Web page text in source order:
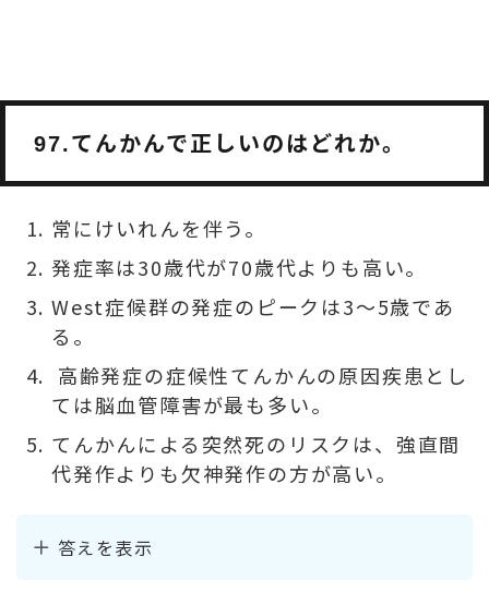
97.てんかんで正しいのはどれか。
常にけいれんを伴う。
発症率は30歳代が70歳代よりも高い。
West症候群の発症のピークは3～5歳であ
る。
高齢発症の症候性てんかんの原因疾患とし
ては脳血管障害が最も多い。
てんかんによる突然死のリスクは、強直間
代発作よりも欠神発作の方が高い。
答えを表示